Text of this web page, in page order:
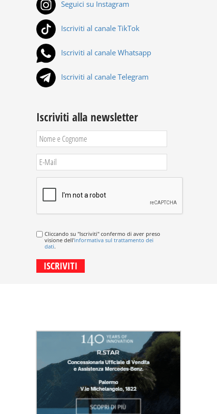
Seguici su Instagram
Iscriviti al canale TikTok
Iscriviti al canale Whatsapp
Iscriviti al canale Telegram
Iscriviti alla newsletter
Cliccando su "Iscriviti" confermo di aver preso
visione dell'informativa sul trattamento dei
dati.